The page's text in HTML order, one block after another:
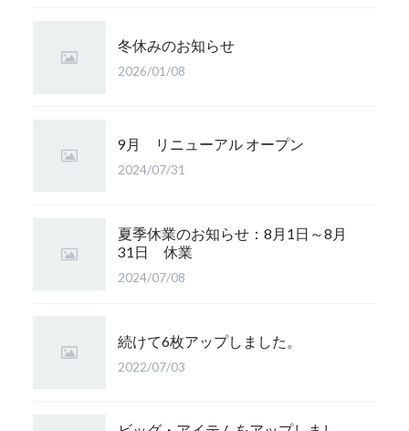
冬休みのお知らせ
2026/01/08
9月 リニューアル オープン
2024/07/31
夏季休業のお知らせ：8月1日～8月
31日 休業
2024/07/08
続けて6枚アップしました。
2022/07/03